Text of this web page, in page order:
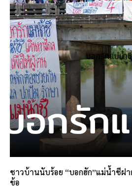
ชาวบ้านนับร้อย “บอกฮัก”แม่น้ำชีฝา
ข้อ